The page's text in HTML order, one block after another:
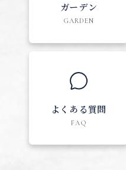
ガーデン
GARDEN
よくある質問
FAQ